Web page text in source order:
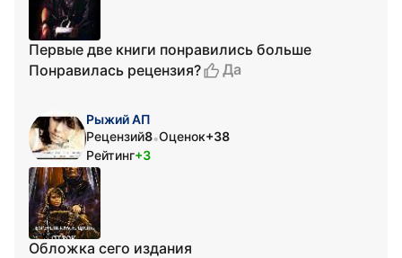
Первые две книги понравились больше
Понравилась рецензия?
Да
Рыжий АП
Рецензий8•Оценок+38
Рейтинг+3
Обложка сего издания